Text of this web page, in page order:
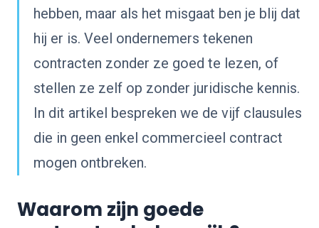
hebben, maar als het misgaat ben je blij dat
hij er is. Veel ondernemers tekenen
contracten zonder ze goed te lezen, of
stellen ze zelf op zonder juridische kennis.
In dit artikel bespreken we de vijf clausules
die in geen enkel commercieel contract
mogen ontbreken.
Waarom zijn goede